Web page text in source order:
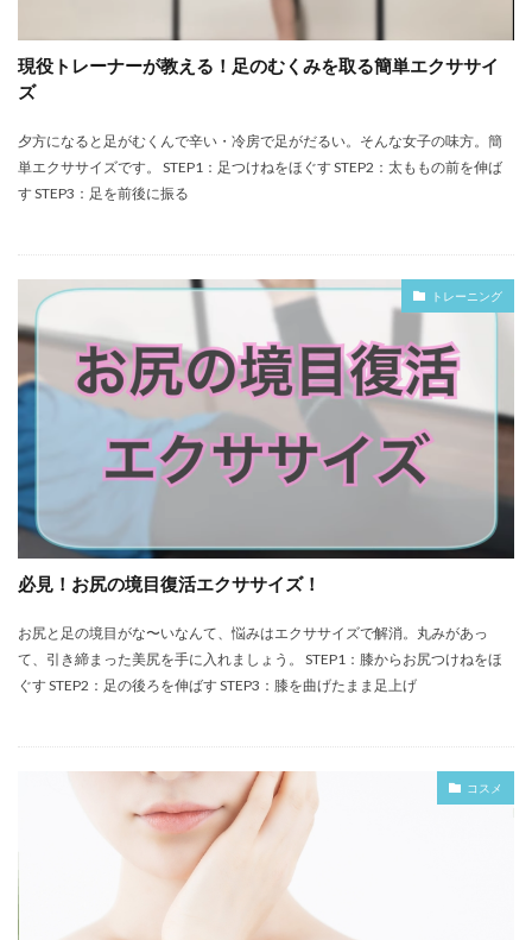
現役トレーナーが教える！足のむくみを取る簡単エクササイ
ズ
夕方になると足がむくんで辛い・冷房で足がだるい。そんな女子の味方。簡
単エクササイズです。 STEP1：足つけねをほぐす STEP2：太ももの前を伸ば
す STEP3：足を前後に振る
トレーニング
必見！お尻の境目復活エクササイズ！
お尻と足の境目がな〜いなんて、悩みはエクササイズで解消。丸みがあっ
て、引き締まった美尻を手に入れましょう。 STEP1：膝からお尻つけねをほ
ぐす STEP2：足の後ろを伸ばす STEP3：膝を曲げたまま足上げ
コスメ